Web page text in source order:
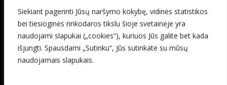
Siekiant pagerinti Jūsų naršymo kokybę, vidinės statistikos
bei tiesioginės rinkodaros tikslu šioje svetainėje yra
naudojami slapukai („cookies“), kuriuos Jūs galite bet kada
išjungti. Spausdami „Sutinku“, Jūs sutinkate su mūsų
naudojamais slapukais.